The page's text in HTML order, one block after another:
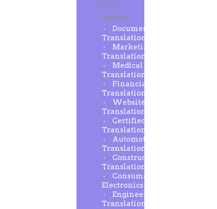
Words
Translated
Document
Translation
Marketing
Translation
Medical
Translation
Financial
Translation
Website
Translation
Certified
Translation
Automotive
Translation
Construction
Translation
Consumer
Electronics
Engineering
Translation